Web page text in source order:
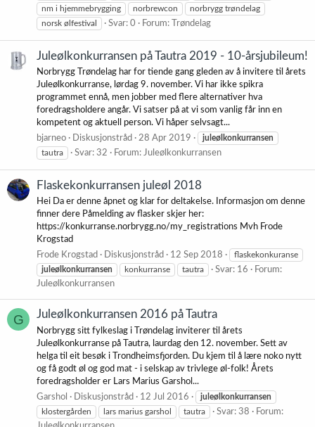
nm i hjemmebrygging
norbrewcon
norbrygg trøndelag
norsk ølfestival
Svar: 0 Forum: Trøndelag
Juleølkonkurransen på Tautra 2019 - 10-årsjubileum!
Norbrygg Trøndelag har for tiende gang gleden av å invitere til årets
Juleølkonkurranse, lørdag 9. november. Vi har ikke spikra
programmet ennå, men jobber med flere alternativer hva
foredragsholdere angår. Vi satser på at vi som vanlig får inn en
kompetent og aktuell person. Vi håper selvsagt...
bjarneo
Diskusjonstråd 28 Apr 2019
juleølkonkurransen
tautra
Svar: 32 Forum: Juleølkonkurransen
Flaskekonkurransen juleøl 2018
Hei Da er denne åpnet og klar for deltakelse. Informasjon om denne
finner dere Påmelding av flasker skjer her:
https://konkurranse.norbrygg.no/my_registrations Mvh Frode
Krogstad
Frode Krogstad
Diskusjonstråd 12 Sep 2018
flaskekonkuranse
juleølkonkurransen
konkurranse tautra Svar: 16
Forum:
Juleølkonkurransen
G Juleølkonkurransen 2016 på Tautra
Norbrygg sitt fylkeslag i Trøndelag inviterer til årets
Juleølkonkurranse på Tautra, laurdag den 12. november. Sett av
helga til eit besøk i Trondheimsfjorden. Du kjem til å lære noko nytt
og få godt øl og god mat - i selskap av trivlege øl-folk! Årets
foredragsholder er Lars Marius Garshol...
Garshol
Diskusjonstråd 12 Jul 2016
juleølkonkurransen
klostergården
lars marius garshol tautra Svar: 38
Forum: